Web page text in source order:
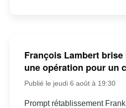
François Lambert
une opération pour un
Publié le jeudi 6 août à 19:30
Prompt rétablissement